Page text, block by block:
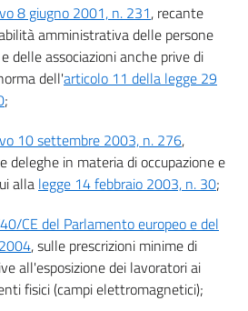
Sezione IV
E ADDESTRAMENTO
Sezione V
SANITARIA
8 giugno 2001, n. 231, recante
amministrativa delle persone
delle associazioni anche prive di
dell'articolo 11 della legge 29
;
10 settembre 2003, n. 276,
deleghe in materia di occupazione e
alla legge 14 febbraio 2003, n. 30;
CE del Parlamento europeo e del
, sulle prescrizioni minime di
all'esposizione dei lavoratori ai
fisici (campi elettromagnetici);